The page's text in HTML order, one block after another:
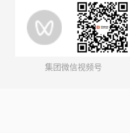
集团微信视频号